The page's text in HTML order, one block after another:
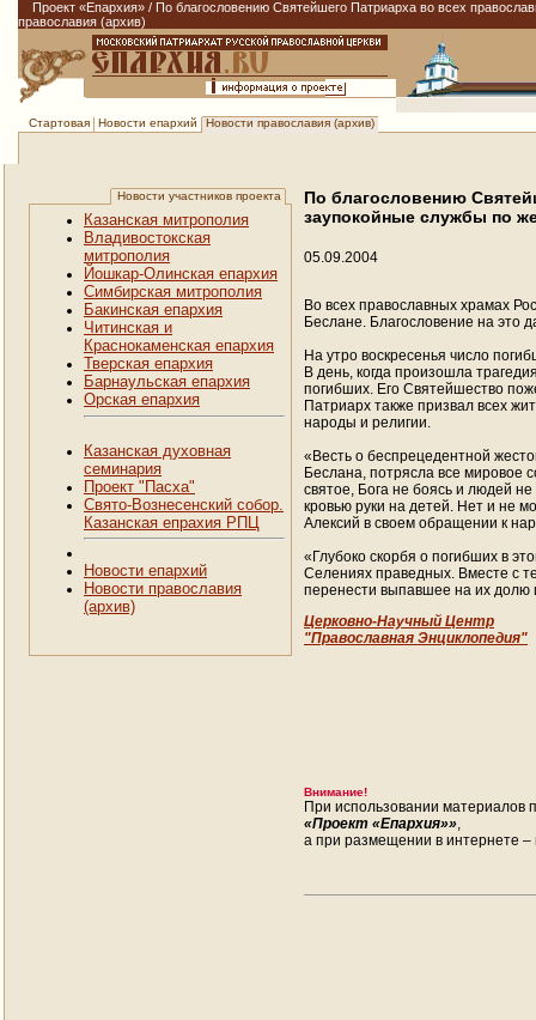
Проект «Епархия» / По благословению Святейшего Патриарха во всех
православия (архив)
Стартовая Новости епархий Новости православия (архив)
Новости участников проекта
Казанская митрополия
Владивостокская
митрополия
Йошкар-Олинская епархия
Симбирская митрополия
Бакинская епархия
Читинская и
Краснокаменская епархия
Тверская епархия
Барнаульская епархия
Орская епархия
Казанская духовная
семинария
Проект "Пасха"
Свято-Вознесенский собор.
Казанская епрахия РПЦ
Новости епархий
Новости православия
(архив)
По благословению
заупокойные службы по
05.09.2004
Во всех православных храмах
Беслане. Благословение на это
На утро воскресенья число
В день, когда произошла
погибших. Его Святейшество
Патриарх также призвал всех
народы и религии.
«Весть о беспрецедентной
Беслана, потрясла все мировое
святое, Бога не боясь и людей
кровью руки на детей. Нет и не
Алексий в своем обращении к
«Глубоко скорбя о погибших в
Селениях праведных. Вместе с
перенести выпавшее на их долю
Церковно-Научный Центр
"Православная Энциклопедия"
Внимание!
При использовании материалов
«Проект «Епархия»»
а при размещении в интернете